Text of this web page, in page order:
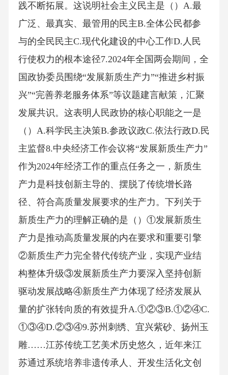
践不断拓展。这说明社会主义民主是（）A.最
广泛、最真实、最管用的民主B.全体公民都参
与的全民民主C.现代化建设的中心工作D.人民
行使权力的根本途径7.2024年全国两会期间，全
国政协委员围绕“发展新质生产力”“推进乡村振
兴”“完善养老服务体系”等议题建言献策，汇聚
发展共识。这表明人民政协的核心职能之一是
（）A.科学民主决策B.参政议政C.依法行政D.民
主监督8.中央经济工作会议将“发展新质生产力”
作为2024年经济工作的重点任务之一，新质生
产力是科技创新主导的、摆脱了传统增长路
径、符合高质量发展要求的生产力。下列关于
新质生产力的理解正确的是（）①发展新质生
产力是推动高质量发展的内在要求和重要引擎
②新质生产力完全替代传统产业，实现产业结
构整体升级③发展新质生产力要深入坚持创新
驱动发展战略④新质生产力体现了经济发展从
量的扩张转向质的有效提升A.①②③B.①②④C.
①③④D.②③④9.苏州刺绣、宜兴紫砂、扬州玉
雕……江苏传统工艺美术历史悠久，近年来江
苏通过系统培养非遗传承人、开发生活化文创